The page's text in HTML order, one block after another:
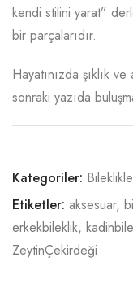
kendi stilini yarat”
bir parçalarıdır.
Hayatınızda şıklık
sonraki yazıda
Kategoriler:
Etiketler: aksesuar,
erkekbileklik,
ZeytinÇekirdeği